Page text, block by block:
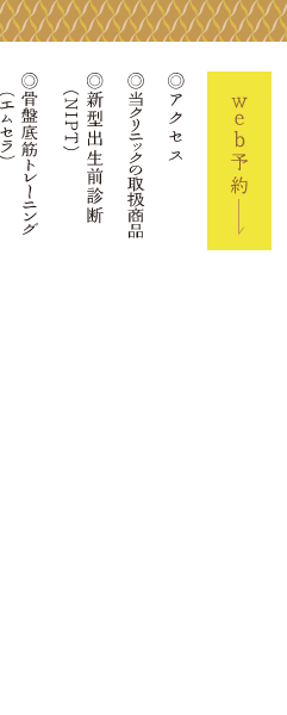
当クリニックの取扱商品
骨盤底筋トレーニング(エムセラ)
レーザー治療
実績